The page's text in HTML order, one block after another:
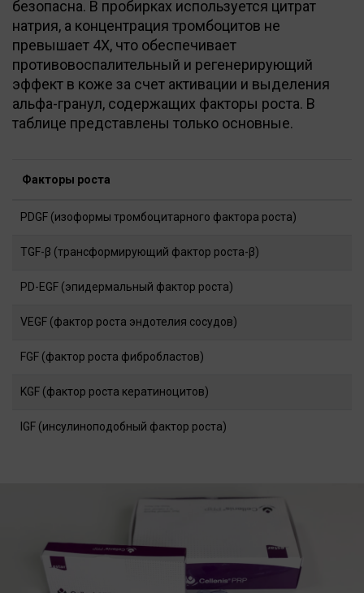
безопасна. В пробирках используется цитрат
натрия, а концентрация тромбоцитов не
превышает 4Х, что обеспечивает
противовоспалительный и регенерирующий
эффект в коже за счет активации и выделения
альфа-гранул, содержащих факторы роста. В
таблице представлены только основные.
Факторы роста
PDGF (изоформы тромбоцитарного фактора роста)
TGF-β (трансформирующий фактор роста-β)
PD-EGF (эпидермальный фактор роста)
VEGF (фактор роста эндотелия сосудов)
FGF (фактор роста фибробластов)
KGF (фактор роста кератиноцитов)
IGF (инсулиноподобный фактор роста)